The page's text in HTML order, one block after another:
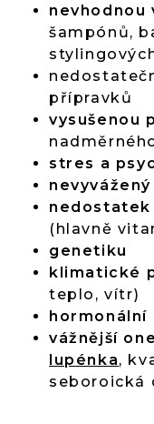
nevhodnou
šampónů,
přípravků
vysušenou
stres a
nevyvážený
nedostatek
(hlavně
genetiku
klimatické
teplo, vítr)
hormonální
vážnější
lupénka,
seboroická